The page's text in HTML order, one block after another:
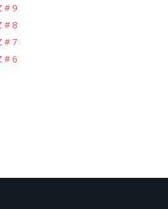
# 9
# 8
# 7
# 6